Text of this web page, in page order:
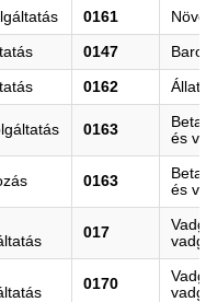
0161
0147
0162
0163
és
0163
és
017
0170